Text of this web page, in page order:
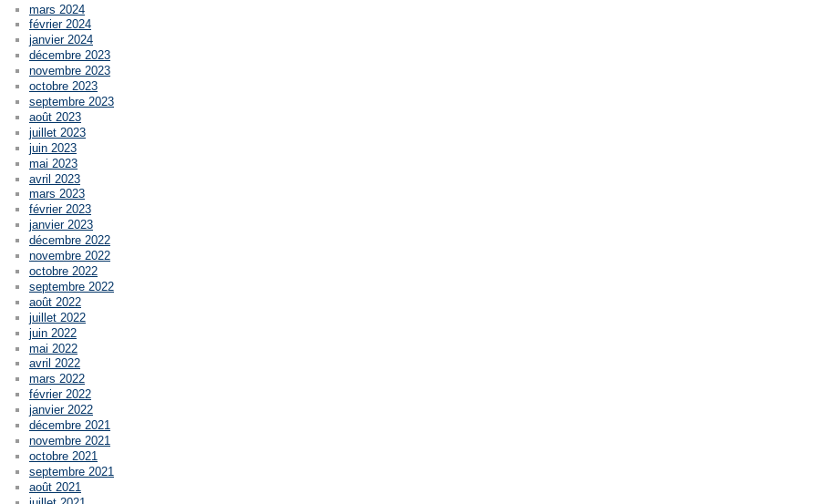
mars 2024
février 2024
janvier 2024
décembre 2023
novembre 2023
octobre 2023
septembre 2023
août 2023
juillet 2023
juin 2023
mai 2023
avril 2023
mars 2023
février 2023
janvier 2023
décembre 2022
novembre 2022
octobre 2022
septembre 2022
août 2022
juillet 2022
juin 2022
mai 2022
avril 2022
mars 2022
février 2022
janvier 2022
décembre 2021
novembre 2021
octobre 2021
septembre 2021
août 2021